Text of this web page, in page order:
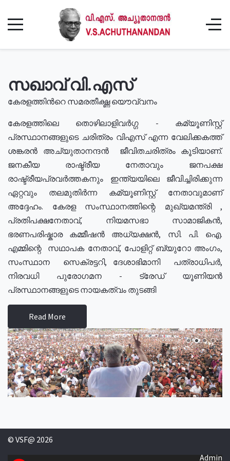
സഖാവ് വി.എസ്
കേരളത്തിൻറെ സമരതീക്ഷ്ണ യൌവ്വനം
കേരളത്തിലെ തൊഴിലാളിവർഗ്ഗ - കമ്യൂണിസ്റ്റ്
പ്രസ്ഥാനങ്ങളുടെ ചരിത്രം വിഎസ് എന്ന വേലിക്കകത്ത്
ശങ്കരൻ അച്യുതാനന്ദൻ ജീവിതചരിത്രം കൂടിയാണ്.
ജനകീയ രാഷ്ട്രീയ നേതാവും ജനപക്ഷ
രാഷ്ട്രീയപ്രവർത്തകനും ഇന്ത്യയിലെ ജീവിച്ചിരിക്കുന്ന
ഏറ്റവും തലമുതിർന്ന കമ്യൂണിസ്റ്റ് നേതാവുമാണ്
അദ്ദേഹം. കേരള സംസ്ഥാനത്തിന്റെ മുഖ്യമന്ത്രി ,
പ്രതിപക്ഷനേതാവ്, നിയമസഭാ സാമാജികൻ,
ഭരണപരിഷ്കാര കമ്മീഷൻ അധ്യക്ഷൻ, സി. പി. ഐ.
എമ്മിന്റെ സഥാപക നേതാവ്, പോളിറ്റ് ബ്യുറോ അംഗം,
സംസ്ഥാന സെക്രട്ടറി, ദേശാഭിമാനി പത്രാധിപർ,
നിരവധി പുരോഗമന - ട്രേഡ് യൂണിയൻ
പ്രസ്ഥാനങ്ങളുടെ നായകത്വം തുടങ്ങി
Read More
© VSF@ 2026
Admin